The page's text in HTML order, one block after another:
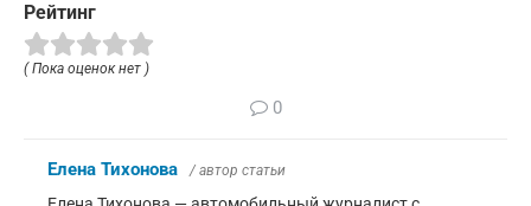
Рейтинг
( Пока оценок нет )
0
Елена Тихонова / автор статьи